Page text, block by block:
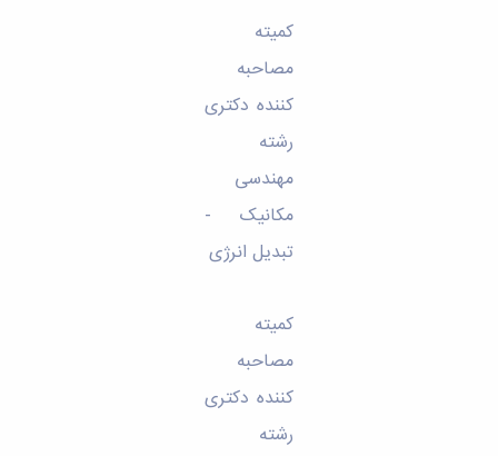
کمیته
مصاحبه
کننده دکتری
رشته
مهندسی
مکانیک -
تبدیل انرژی
کمیته
مصاحبه
کننده دکتری
رشته